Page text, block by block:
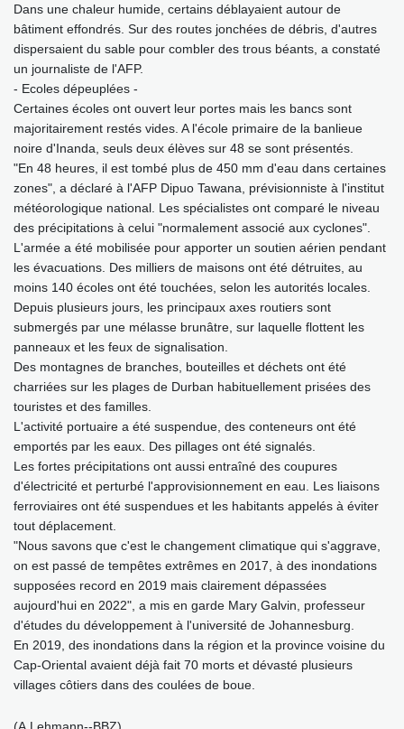
Dans une chaleur humide, certains déblayaient autour de
bâtiment effondrés. Sur des routes jonchées de débris, d'autres
dispersaient du sable pour combler des trous béants, a constaté
un journaliste de l'AFP.
- Ecoles dépeuplées -
Certaines écoles ont ouvert leur portes mais les bancs sont
majoritairement restés vides. A l'école primaire de la banlieue
noire d'Inanda, seuls deux élèves sur 48 se sont présentés.
"En 48 heures, il est tombé plus de 450 mm d'eau dans certaines
zones", a déclaré à l'AFP Dipuo Tawana, prévisionniste à l'institut
météorologique national. Les spécialistes ont comparé le niveau
des précipitations à celui "normalement associé aux cyclones".
L'armée a été mobilisée pour apporter un soutien aérien pendant
les évacuations. Des milliers de maisons ont été détruites, au
moins 140 écoles ont été touchées, selon les autorités locales.
Depuis plusieurs jours, les principaux axes routiers sont
submergés par une mélasse brunâtre, sur laquelle flottent les
panneaux et les feux de signalisation.
Des montagnes de branches, bouteilles et déchets ont été
charriées sur les plages de Durban habituellement prisées des
touristes et des familles.
L'activité portuaire a été suspendue, des conteneurs ont été
emportés par les eaux. Des pillages ont été signalés.
Les fortes précipitations ont aussi entraîné des coupures
d'électricité et perturbé l'approvisionnement en eau. Les liaisons
ferroviaires ont été suspendues et les habitants appelés à éviter
tout déplacement.
"Nous savons que c'est le changement climatique qui s'aggrave,
on est passé de tempêtes extrêmes en 2017, à des inondations
supposées record en 2019 mais clairement dépassées
aujourd'hui en 2022", a mis en garde Mary Galvin, professeur
d'études du développement à l'université de Johannesburg.
En 2019, des inondations dans la région et la province voisine du
Cap-Oriental avaient déjà fait 70 morts et dévasté plusieurs
villages côtiers dans des coulées de boue.